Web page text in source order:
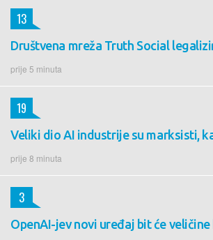
Društvena mreža Truth Social
prije 5 minuta
13
Veliki dio AI industrije su marksisti,
prije 8 minuta
19
OpenAI-jev novi uređaj bit će
3